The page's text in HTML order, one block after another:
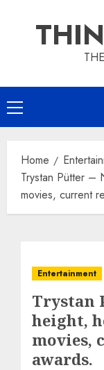
Primary
Menu
Home
Trystan Pütter –
movies, current
Entertainment
Trystan
height,
movies,
awards.